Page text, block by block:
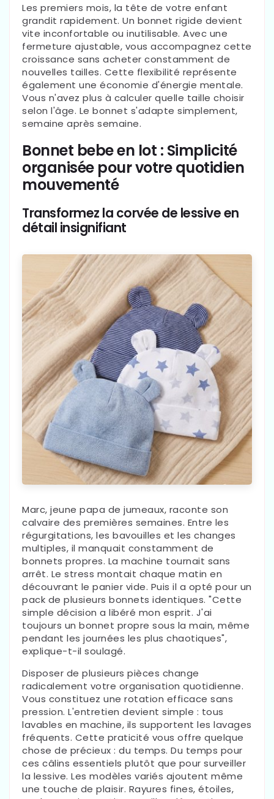
Les premiers mois, la tête de votre enfant
grandit rapidement. Un bonnet rigide devient
vite inconfortable ou inutilisable. Avec une
fermeture ajustable, vous accompagnez cette
croissance sans acheter constamment de
nouvelles tailles. Cette flexibilité représente
également une économie d'énergie mentale.
Vous n'avez plus à calculer quelle taille choisir
selon l'âge. Le bonnet s'adapte simplement,
semaine après semaine.
Bonnet bebe en lot : Simplicité
organisée pour votre quotidien
mouvementé
Transformez la corvée de lessive en
détail insignifiant
Marc, jeune papa de jumeaux, raconte son
calvaire des premières semaines. Entre les
régurgitations, les bavouilles et les changes
multiples, il manquait constamment de
bonnets propres. La machine tournait sans
arrêt. Le stress montait chaque matin en
découvrant le panier vide. Puis il a opté pour un
pack de plusieurs bonnets identiques. "Cette
simple décision a libéré mon esprit. J'ai
toujours un bonnet propre sous la main, même
pendant les journées les plus chaotiques",
explique-t-il soulagé.
Disposer de plusieurs pièces change
radicalement votre organisation quotidienne.
Vous constituez une rotation efficace sans
pression. L'entretien devient simple : tous
lavables en machine, ils supportent les lavages
fréquents. Cette praticité vous offre quelque
chose de précieux : du temps. Du temps pour
ces câlins essentiels plutôt que pour surveiller
la lessive. Les modèles variés ajoutent même
une touche de plaisir. Rayures fines, étoiles,